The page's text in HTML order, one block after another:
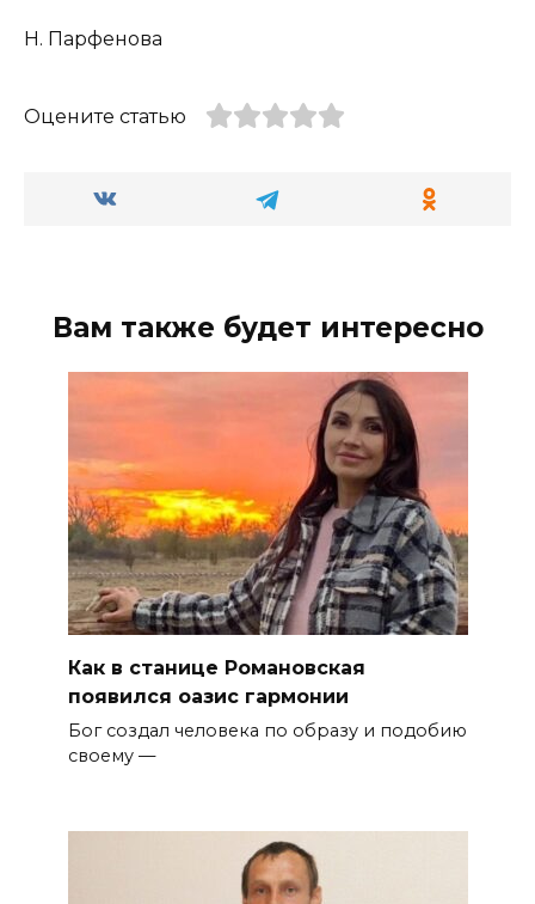
Н. Парфенова
Оцените статью
Вам также будет интересно
Как в станице Романовская
появился оазис гармонии
Бог создал человека по образу и подобию
своему —